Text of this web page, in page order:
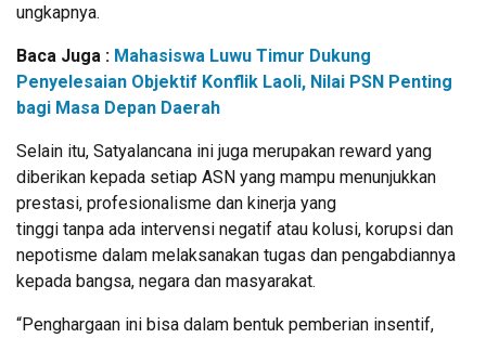
ungkapnya.
Baca Juga : Mahasiswa Luwu Timur Dukung
Penyelesaian Objektif Konflik Laoli, Nilai PSN Penting
bagi Masa Depan Daerah
Selain itu, Satyalancana ini juga merupakan reward yang
diberikan kepada setiap ASN yang mampu menunjukkan
prestasi, profesionalisme dan kinerja yang
tinggi tanpa ada intervensi negatif atau kolusi, korupsi dan
nepotisme dalam melaksanakan tugas dan pengabdiannya
kepada bangsa, negara dan masyarakat.
“Penghargaan ini bisa dalam bentuk pemberian insentif,